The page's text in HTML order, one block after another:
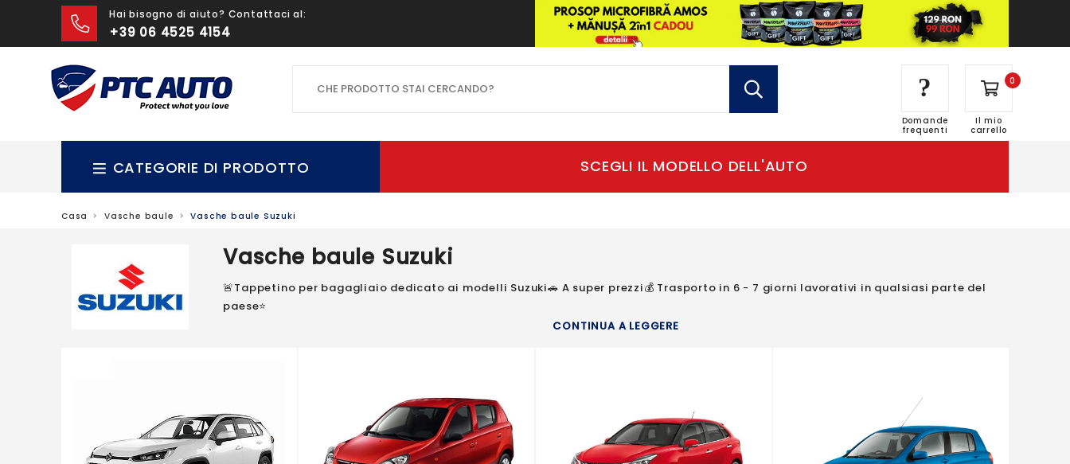
Hai bisogno di aiuto? Contattaci al:
+39 06 4525 4154
0
Il mio
carrello
?
Domande
frequenti
CATEGORIE DI PRODOTTO
Casa Vasche baule Vasche baule Suzuki
Vasche baule Suzuki
🚨Tappetino per bagagliaio dedicato ai modelli Suzuki🚗 A super prezzi💰 Trasporto in 6 - 7 giorni lavorativi in qualsiasi parte del
paese⭐
CONTINUA A LEGGERE